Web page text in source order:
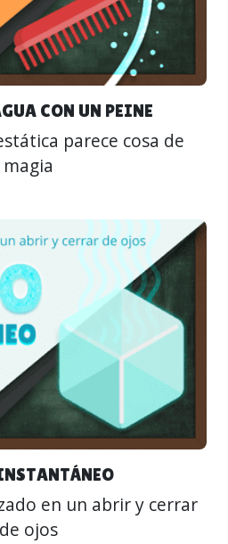
CON UN PEINE
parece cosa de
magia
en un abrir y cerrar
de ojos